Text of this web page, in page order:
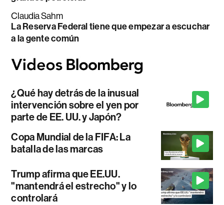
Claudia Sahm
La Reserva Federal tiene que empezar a escuchar
a la gente común
¿Qué hay detrás de la inusual
intervención sobre el yen por
parte de EE. UU. y Japón?
Copa Mundial de la FIFA: La
batalla de las marcas
Trump afirma que EE.UU.
"mantendrá el estrecho" y lo
controlará